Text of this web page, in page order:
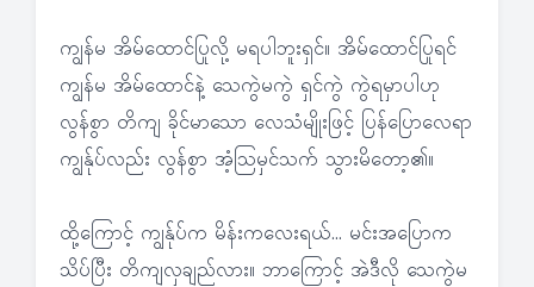
ကျွန်မ အိမ်ထောင်ပြုလို့ မရပါဘူးရှင်။ အိမ်ထောင်ပြုရင်
ကျွန်မ အိမ်ထောင်နဲ့ သေကွဲမကွဲ ရှင်ကွဲ ကွဲရမှာပါဟု
လွန်စွာ တိကျ ခိုင်မာသော လေသံမျိုးဖြင့် ပြန်ပြောလေရာ
ကျွန်ုပ်လည်း လွန်စွာ အံ့သြမှင်သက် သွားမိတော့၏။
ထို့ကြောင့် ကျွန်ုပ်က မိန်းကလေးရယ်… မင်းအပြောက
သိပ်ပြီး တိကျလှချည်လား။ ဘာကြောင့် အဲဒီလို သေကွဲမ